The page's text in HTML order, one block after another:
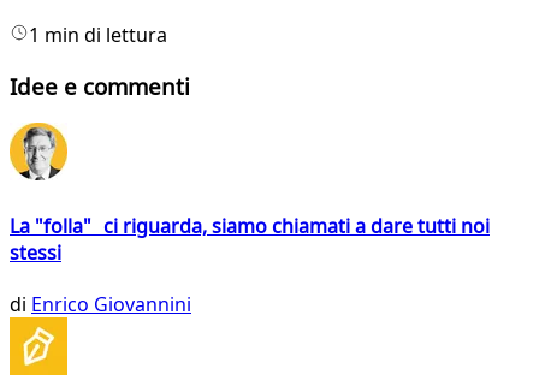
1 min di lettura
Idee e commenti
La "folla" ci riguarda, siamo chiamati a dare tutti noi
stessi
di Enrico Giovannini